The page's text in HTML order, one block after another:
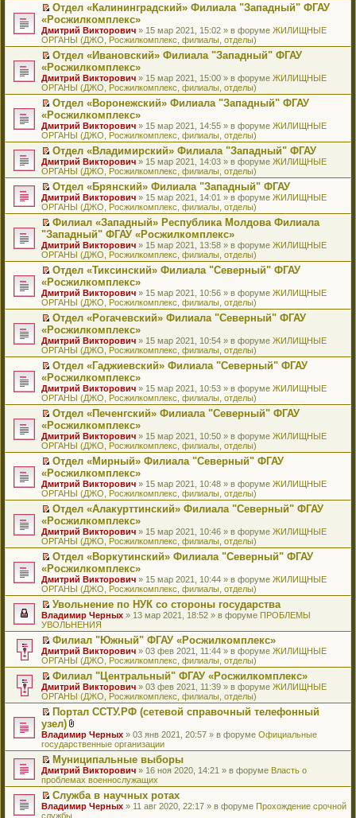
е
н
ю
с
о
б
щ
е
н
ю
н
н
м
у
с
о
б
щ
е
н
ю
о
ч
т
а
н
н
м
у
с
о
б
щ
е
н
и
ю
у
н
п
р
о
ч
т
а
н
н
м
у
с
о
о
б
щ
е
н
и
ю
е
р
о
м
у
н
п
р
о
ч
т
а
н
н
о
м
у
с
о
о
б
щ
е
н
и
ю
й
т
к
п
е
р
о
м
у
н
п
р
о
ч
и
т
а
н
н
о
м
у
с
о
о
б
щ
е
н
и
ю
П
р
е
й
т
к
п
е
р
о
м
у
н
е
п
р
о
ч
и
т
а
н
н
о
м
у
с
о
о
б
щ
е
н
и
ю
Отдел «Калининградский» Филиала "Западный" ФГАУ
«Росжилкомплекс»
Дмитрий Викторович » 15 мар 2021, 15:02 » в форуме ЖИЛИЩНЫЕ
ОРГАНЫ (ДЖО, Росжилкомплекс, филиалы, отделы)
П
р
е
й
т
к
п
е
р
в
о
м
у
н
е
п
р
о
ч
и
т
а
н
н
о
м
у
с
о
о
б
щ
е
н
и
ю
Отдел «Ивановский» Филиала "Западный" ФГАУ
«Росжилкомплекс»
Дмитрий Викторович » 15 мар 2021, 15:00 » в форуме ЖИЛИЩНЫЕ
ОРГАНЫ (ДЖО, Росжилкомплекс, филиалы, отделы)
П
р
е
й
т
и
к
п
е
р
в
о
м
у
н
е
п
р
о
ч
и
т
а
н
н
о
м
у
с
о
о
б
щ
е
н
и
ю
Отдел «Воронежский» Филиала "Западный" ФГАУ
«Росжилкомплекс»
Дмитрий Викторович » 15 мар 2021, 14:55 » в форуме ЖИЛИЩНЫЕ
ОРГАНЫ (ДЖО, Росжилкомплекс, филиалы, отделы)
П
е
р
е
й
т
и
к
п
е
р
в
о
м
у
н
е
п
р
о
ч
и
т
а
н
н
о
м
у
с
о
о
б
щ
е
н
и
ю
Отдел «Владимирский» Филиала "Западный" ФГАУ
Дмитрий Викторович » 15 мар 2021, 14:03 » в форуме ЖИЛИЩНЫЕ
ОРГАНЫ (ДЖО, Росжилкомплекс, филиалы, отделы)
П
е
р
е
й
т
и
к
п
е
р
в
о
м
у
н
е
п
р
о
ч
и
т
а
н
н
о
м
у
с
о
о
б
щ
е
н
и
ю
Отдел «Брянский» Филиала "Западный" ФГАУ
Дмитрий Викторович » 15 мар 2021, 14:01 » в форуме ЖИЛИЩНЫЕ
ОРГАНЫ (ДЖО, Росжилкомплекс, филиалы, отделы)
П
е
р
е
й
т
к
п
е
р
о
м
у
н
п
р
о
ч
т
а
н
н
м
у
с
о
б
щ
е
н
ю
Филиал «Западный» Республика Молдова Филиала
"Западный" ФГАУ «Росжилкомплекс»
Дмитрий Викторович » 15 мар 2021, 13:58 » в форуме ЖИЛИЩНЫЕ
ОРГАНЫ (ДЖО, Росжилкомплекс, филиалы, отделы)
П
р
е
й
т
к
п
е
р
о
м
у
н
п
р
о
ч
т
а
н
н
м
у
с
о
б
щ
е
н
и
ю
Отдел «Тиксинский» Филиала "Северный" ФГАУ
«Росжилкомплекс»
Дмитрий Викторович » 15 мар 2021, 10:56 » в форуме ЖИЛИЩНЫЕ
ОРГАНЫ (ДЖО, Росжилкомплекс, филиалы, отделы)
П
р
е
й
т
к
п
е
р
о
м
у
н
п
р
о
ч
т
а
н
н
м
у
с
о
о
б
щ
е
н
и
ю
Отдел «Рогачевский» Филиала "Северный" ФГАУ
«Росжилкомплекс»
Дмитрий Викторович » 15 мар 2021, 10:54 » в форуме ЖИЛИЩНЫЕ
ОРГАНЫ (ДЖО, Росжилкомплекс, филиалы, отделы)
П
р
е
й
т
к
п
е
р
о
м
у
н
п
р
о
ч
т
а
н
н
о
м
у
с
о
о
б
щ
е
н
и
ю
Отдел «Гаджиевский» Филиала "Северный" ФГАУ
«Росжилкомплекс»
Дмитрий Викторович » 15 мар 2021, 10:53 » в форуме ЖИЛИЩНЫЕ
ОРГАНЫ (ДЖО, Росжилкомплекс, филиалы, отделы)
П
р
е
й
т
к
п
е
р
о
м
у
н
п
р
о
ч
и
т
а
н
н
о
м
у
с
о
о
б
щ
е
н
и
ю
Отдел «Печенгский» Филиала "Северный" ФГАУ
«Росжилкомплекс»
Дмитрий Викторович » 15 мар 2021, 10:50 » в форуме ЖИЛИЩНЫЕ
ОРГАНЫ (ДЖО, Росжилкомплекс, филиалы, отделы)
П
р
е
й
т
к
п
е
р
о
м
у
н
е
п
р
о
ч
и
т
а
н
н
о
м
у
с
о
о
б
щ
е
н
и
Отдел «Мирный» Филиала "Северный" ФГАУ
«Росжилкомплекс»
Дмитрий Викторович » 15 мар 2021, 10:48 » в форуме ЖИЛИЩНЫЕ
ОРГАНЫ (ДЖО, Росжилкомплекс, филиалы, отделы)
П
р
е
й
т
к
п
е
р
в
о
м
у
н
е
п
р
о
ч
и
т
а
н
н
о
м
у
с
о
о
Отдел «Алакурттинский» Филиала "Северный" ФГАУ
«Росжилкомплекс»
Дмитрий Викторович » 15 мар 2021, 10:46 » в форуме ЖИЛИЩНЫЕ
ОРГАНЫ (ДЖО, Росжилкомплекс, филиалы, отделы)
П
р
е
й
т
и
к
п
е
р
в
о
м
у
н
е
п
р
о
ч
и
т
а
н
н
о
Отдел «Воркутинский» Филиала "Северный" ФГАУ
«Росжилкомплекс»
Дмитрий Викторович » 15 мар 2021, 10:44 » в форуме ЖИЛИЩНЫЕ
ОРГАНЫ (ДЖО, Росжилкомплекс, филиалы, отделы)
П
е
р
е
й
т
и
к
п
е
р
в
о
м
у
н
е
п
р
о
ч
и
Увольнение по НУК со стороны государства
Владимир Черных » 13 мар 2021, 18:52 » в форуме ПРОБЛЕМЫ
УВОЛЬНЕНИЯ
П
е
р
е
й
т
и
к
п
е
р
в
о
м
у
н
е
п
Филиал "Южный" ФГАУ «Росжилкомплекс»
Дмитрий Викторович » 03 фев 2021, 11:44 » в форуме ЖИЛИЩНЫЕ
ОРГАНЫ (ДЖО, Росжилкомплекс, филиалы, отделы)
П
е
р
й
т
и
к
п
е
р
в
о
м
Филиал "Центральный" ФГАУ «Росжилкомплекс»
Дмитрий Викторович » 03 фев 2021, 11:39 » в форуме ЖИЛИЩНЫЕ
ОРГАНЫ (ДЖО, Росжилкомплекс, филиалы, отделы)
П
е
р
е
й
т
и
к
п
е
р
Портал ССТУ.РФ (сетевой справочный телефонный
узел)
В
л
о
ж
е
н
и
я
Владимир Черных » 03 янв 2021, 20:57 » в форуме Официальные
государственные организации
П
е
р
е
й
т
Муниципальные выборы
Дмитрий Викторович » 16 ноя 2020, 14:21 » в форуме Власть о
проблемах военнослужащих
П
е
Служба в научных ротах
Владимир Черных » 11 авг 2020, 22:17 » в форуме Прохождение срочной
службы